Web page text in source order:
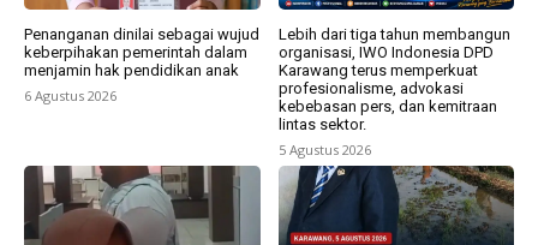
Penanganan dinilai sebagai wujud
keberpihakan pemerintah dalam
menjamin hak pendidikan anak
6 Agustus 2026
Lebih dari tiga tahun membangun
organisasi, IWO Indonesia DPD
Karawang terus memperkuat
profesionalisme, advokasi
kebebasan pers, dan kemitraan
lintas sektor.
5 Agustus 2026